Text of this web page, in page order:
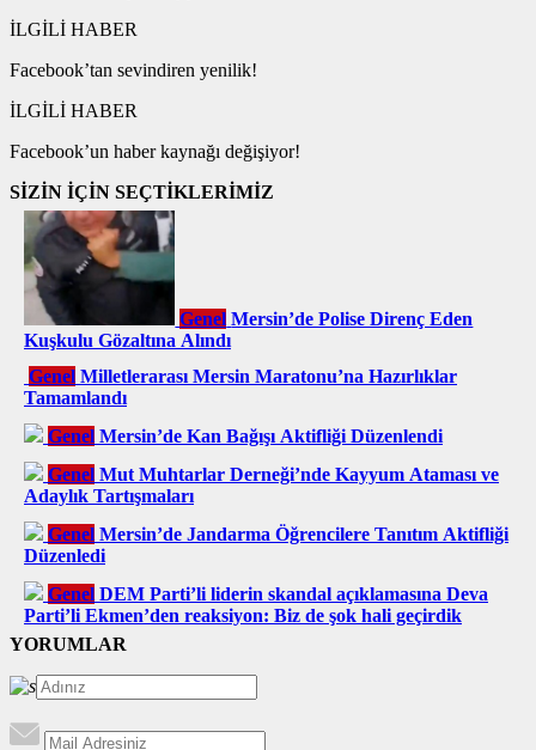
İLGİLİ HABER
Facebook’tan sevindiren yenilik!
İLGİLİ HABER
Facebook’un haber kaynağı değişiyor!
SİZİN İÇİN SEÇTİKLERİMİZ
Genel Mersin’de Polise Direnç Eden
Kuşkulu Gözaltına Alındı
Genel Milletlerarası Mersin Maratonu’na Hazırlıklar
Tamamlandı
Genel Mersin’de Kan Bağışı Aktifliği Düzenlendi
Genel Mut Muhtarlar Derneği’nde Kayyum Ataması ve
Adaylık Tartışmaları
Genel Mersin’de Jandarma Öğrencilere Tanıtım Aktifliği
Düzenledi
Genel DEM Parti’li liderin skandal açıklamasına Deva
Parti’li Ekmen’den reaksiyon: Biz de şok hali geçirdik
YORUMLAR